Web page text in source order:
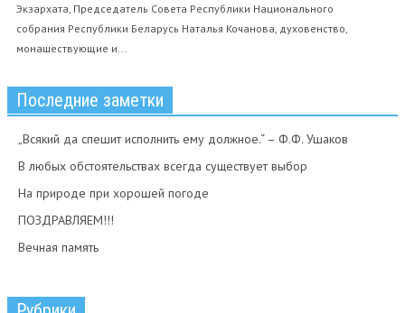
Экзархата, Председатель Совета Республики Национального
собрания Республики Беларусь Наталья Кочанова, духовенство,
монашествующие и...
Последние заметки
„Всякий да спешит исполнить ему должное.“ – Ф.Ф. Ушаков
В любых обстоятельствах всегда существует выбор
На природе при хорошей погоде
ПОЗДРАВЛЯЕМ!!!
Вечная память